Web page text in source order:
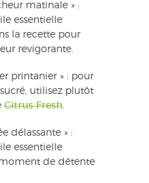
matinale » :
essentielle
la recette pour
revigorante.
printanier » : pour
utilisez plutôt
Citrus Fresh.
délassante » :
essentielle
de détente